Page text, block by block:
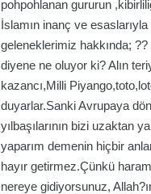
pohpohlanan gururun
İslamın inanç ve
geleneklerimiz hakkında;
diyene ne oluyor ki? Alın
kazancı,Milli
duyarlar.Sanki Avrupaya
yılbaşılarının bizi uzaktan
yaparım demenin hiçbir
hayır getirmez.Çünkü
nereye gidiyorsunuz,